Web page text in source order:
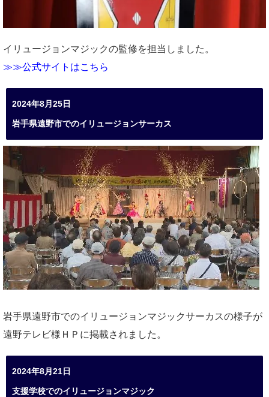
イリュージョンマジックの監修を担当しました。
≫≫公式サイトはこちら
2024年8月25日
岩手県遠野市でのイリュージョンサーカス
岩手県遠野市でのイリュージョンマジックサーカスの様子が
遠野テレビ様ＨＰに掲載されました。
2024年8月21日
支援学校でのイリュージョンマジック